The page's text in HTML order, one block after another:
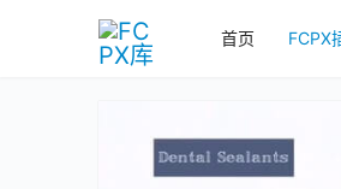
首页 FCPX